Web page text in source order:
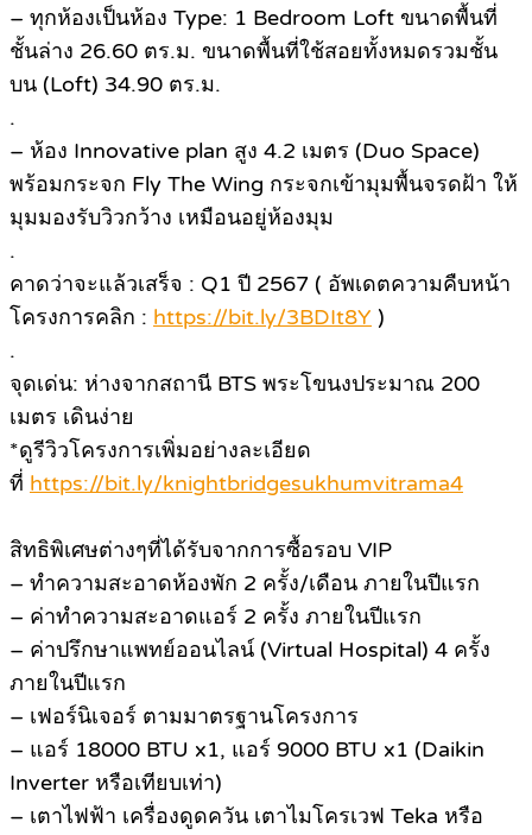
– ทุกห้องเป็นห้อง Type: 1 Bedroom Loft ขนาดพื้นที่
ชั้นล่าง 26.60 ตร.ม. ขนาดพื้นที่ใช้สอยทั้งหมดรวมชั้น
บน (Loft) 34.90 ตร.ม.
.
– ห้อง Innovative plan สูง 4.2 เมตร (Duo Space)
พร้อมกระจก Fly The Wing กระจกเข้ามุมพื้นจรดฝ้า ให้
มุมมองรับวิวกว้าง เหมือนอยู่ห้องมุม
.
คาดว่าจะแล้วเสร็จ : Q1 ปี 2567 ( อัพเดตความคืบหน้า
โครงการคลิก : https://bit.ly/3BDIt8Y )
.
จุดเด่น: ห่างจากสถานี BTS พระโขนงประมาณ 200
เมตร เดินง่าย
*ดูรีวิวโครงการเพิ่มอย่างละเอียด
ที่ https://bit.ly/knightbridgesukhumvitrama4
สิทธิพิเศษต่างๆที่ได้รับจากการซื้อรอบ VIP
– ทำความสะอาดห้องพัก 2 ครั้ง/เดือน ภายในปีแรก
– ค่าทำความสะอาดแอร์ 2 ครั้ง ภายในปีแรก
– ค่าปรึกษาแพทย์ออนไลน์ (Virtual Hospital) 4 ครั้ง
ภายในปีแรก
– เฟอร์นิเจอร์ ตามมาตรฐานโครงการ
– แอร์ 18000 BTU x1, แอร์ 9000 BTU x1 (Daikin
Inverter หรือเทียบเท่า)
– เตาไฟฟ้า เครื่องดูดควัน เตาไมโครเวฟ Teka หรือ